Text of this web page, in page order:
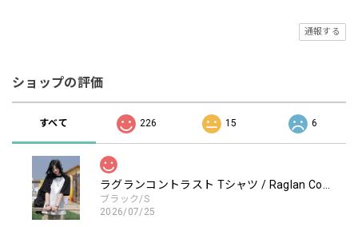
通報する
ショップの評価
すべて 226 15 6
ブラック/S
2026/07/25